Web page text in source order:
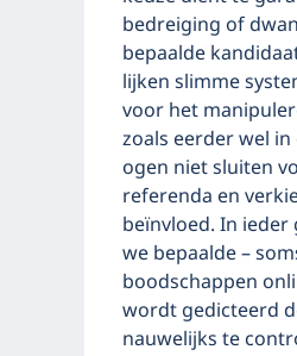
bedreiging of
bepaalde
lijken slimme
voor het
zoals eerder wel
ogen niet sluiten
referenda en
beïnvloed. In
we bepaalde –
boodschappen
wordt gedicteerd
nauwelijks te